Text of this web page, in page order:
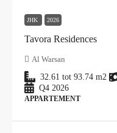
JHK 2026
Tavora Residences
Al Warsan
32.61 tot 93.74 m2
Q4 2026
APPARTEMENT